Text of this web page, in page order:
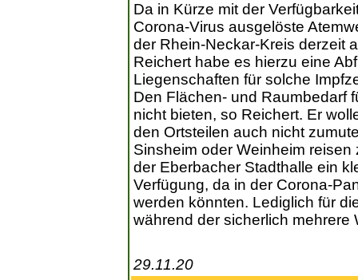
Da in Kürze mit der
Corona-Virus ausgelöste
der Rhein-Neckar-Kreis derzeit
Reichert habe es hierzu eine
Liegenschaften für solche
Den Flächen- und Raumbedarf
nicht bieten, so Reichert. Er
den Ortsteilen auch nicht
Sinsheim oder Weinheim
der Eberbacher Stadthalle ein
Verfügung, da in der Corona-
werden könnten. Lediglich für
während der sicherlich
29.11.20